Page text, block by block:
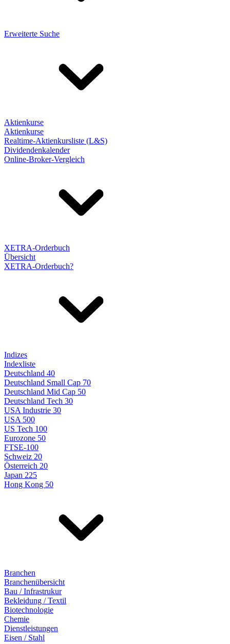
Erweiterte Suche
Aktienkurse
Aktienkurse
Realtime-Aktienkursliste (L&S)
Dividendenkalender
Online-Broker-Vergleich
XETRA-Orderbuch
Übersicht
XETRA-Orderbuch?
Indizes
Indexliste
Deutschland 40
Deutschland Small Cap 70
Deutschland Mid Cap 50
Deutschland Tech 30
USA Industrie 30
USA 500
US Tech 100
Eurozone 50
FTSE-100
Schweiz 20
Österreich 20
Japan 225
Hong Kong 50
Branchen
Branchenübersicht
Bau / Infrastrukur
Bekleidung / Textil
Biotechnologie
Chemie
Dienstleistungen
Eisen / Stahl